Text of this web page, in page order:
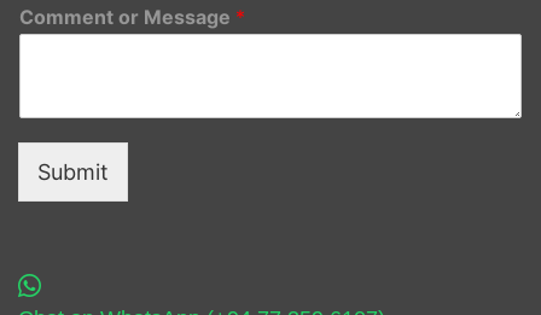
Comment or Message *
Submit